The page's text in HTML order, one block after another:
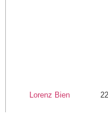
Lorenz Bien 22